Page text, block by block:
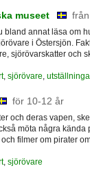
museet
bland annat läsa om
i Östersjön.
sjörövarskatter och
, sjörövare
för 10-12 år
och deras vapen,
möta några kända
filmer om pirater om
, sjörövare